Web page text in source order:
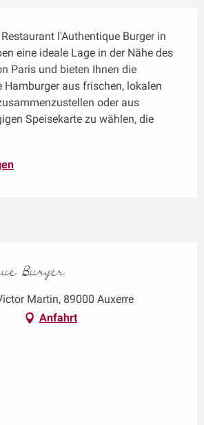
l'Authentique Burger in
eine ideale Lage in der Nähe des
Paris und bieten Ihnen die
Hamburger aus frischen, lokalen
oder aus
Speisekarte zu wählen, die
Burger
Martin, 89000 Auxerre
Anfahrt